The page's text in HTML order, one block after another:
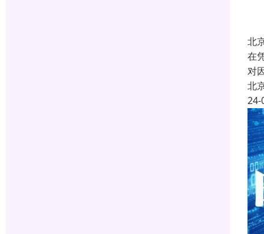
北
在
对
北
24-